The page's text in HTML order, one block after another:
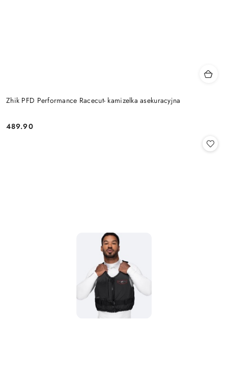
Zhik PFD Performance Racecut- kamizelka asekuracyjna
Cena:
489.90